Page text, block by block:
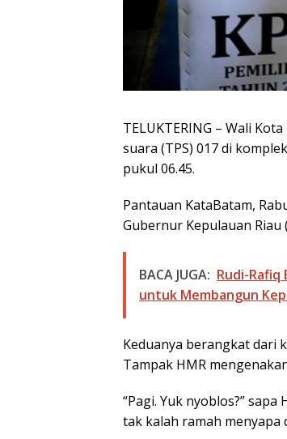
TELUKTERING – Wali
suara (TPS) 017 di
pukul 06.45.
Pantauan KataBatam,
Gubernur Kepulauan
BACA JUGA: Rudi-Rafiq
untuk Membangun
Keduanya berangkat dari
Tampak HMR
“Pagi. Yuk nyoblos?”
tak kalah ramah menyapa